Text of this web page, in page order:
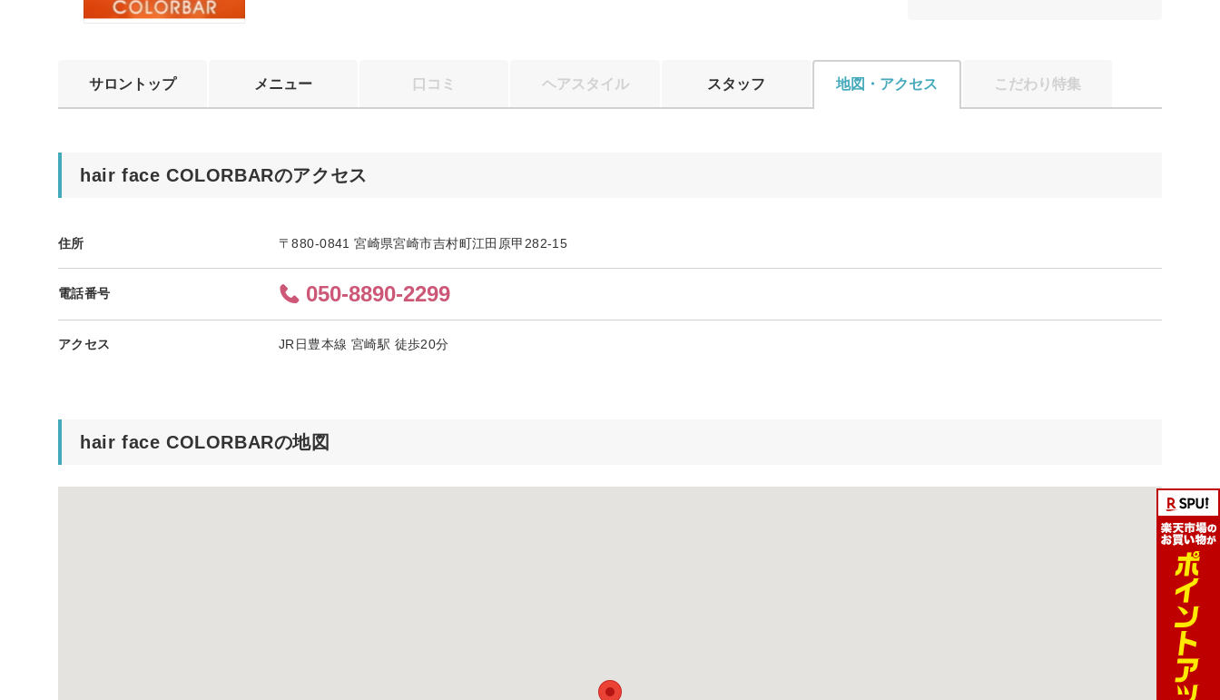
サロントップ メニュー 口コミ ヘアスタイル スタッフ 地図・アクセス こだわり特集
hair face COLORBARのアクセス
住所 〒880-0841 宮崎県宮崎市吉村町江田原甲282-15
電話番号 050-8890-2299
アクセス JR日豊本線 宮崎駅 徒歩20分
hair face COLORBARの地図